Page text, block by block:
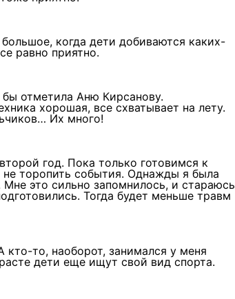
когда дети добиваются каких-
равно приятно.
отметила Аню Кирсанову.
хорошая, все схватывает на лету.
Их много!
год. Пока только готовимся к
торопить события. Однажды я была
это сильно запомнилось, и стараюсь
Тогда будет меньше травм
кто-то, наоборот, занимался у меня
дети еще ищут свой вид спорта.